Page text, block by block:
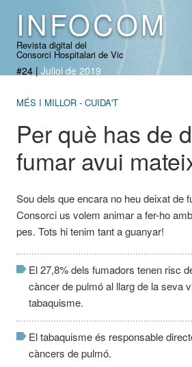
INFOCOM
Revista digital del
Consorci Hospitalari de Vic
#24 | Juliol de 2019
MÉS I MILLOR CUIDA'T
Per què has de
fumar avui
Sou dels que encara no heu deixat de
Consorci us volem animar a fer-ho
pes. Tots hi tenim tant a guanyar!
El 27,8% dels fumadors tenen risc
càncer de pulmó al llarg de la seva
tabaquisme.
El tabaquisme és responsable
càncers de pulmó.